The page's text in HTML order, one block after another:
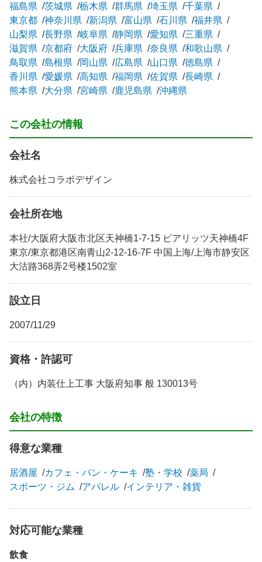
福島県
茨城県 栃木県 群馬県 埼玉県
千葉県
東京都
神奈川県 新潟県 富山県 石川県
福井県
山梨県
長野県 岐阜県 静岡県 愛知県
三重県
滋賀県
京都府 大阪府 兵庫県 奈良県
和歌山県
鳥取県
島根県 岡山県 広島県 山口県
徳島県
香川県
愛媛県 高知県 福岡県 佐賀県
長崎県
熊本県
大分県 宮崎県 鹿児島県 沖縄県
この会社の情報
会社名
株式会社コラボデザイン
会社所在地
本社/大阪府大阪市北区天神橋1-7-15 ビアリッツ天神橋4F
東京/東京都港区南青山2-12-16-7F 中国上海/上海市静安区
大沽路368弄2号楼1502室
設立日
2007/11/29
資格・許認可
（内）内装仕上工事 大阪府知事 般 130013号
会社の特徴
得意な業種
居酒屋 カフェ・パン・ケーキ 塾・学校
薬局
スポーツ・ジム
アパレル インテリア・雑貨
対応可能な業種
飲食